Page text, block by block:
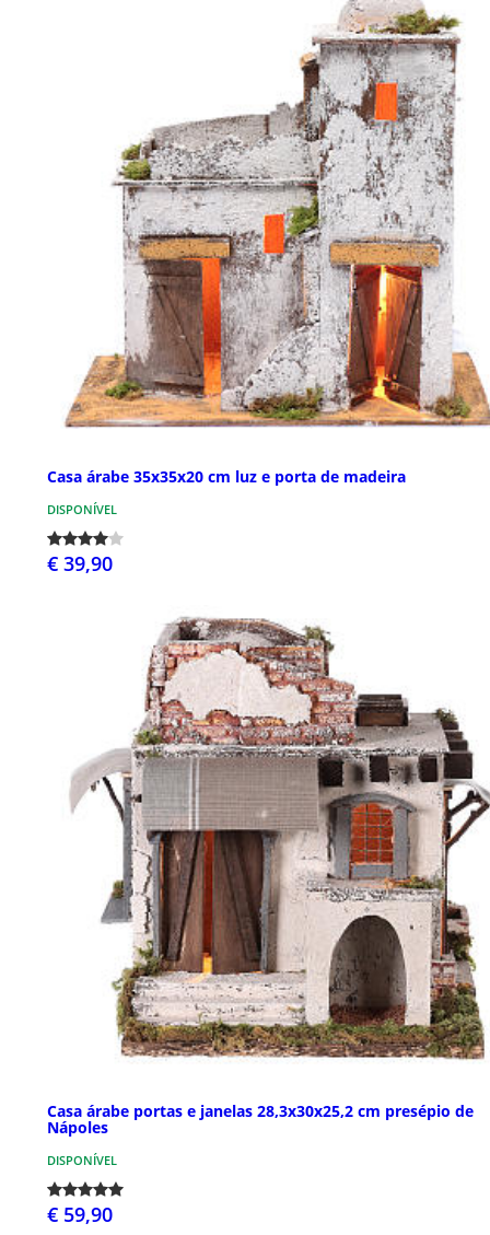
Casa árabe 35x35x20 cm luz e porta de madeira
DISPONÍVEL
€ 39,90
Casa árabe portas e janelas 28,3x30x25,2 cm presépio de
Nápoles
DISPONÍVEL
€ 59,90